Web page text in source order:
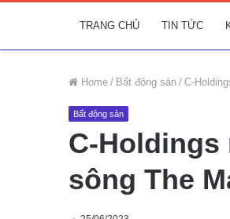
TRANG CHỦ TIN TỨC
Home / Bất động sản / C-
Bất động sản
C-Holdings
sông The